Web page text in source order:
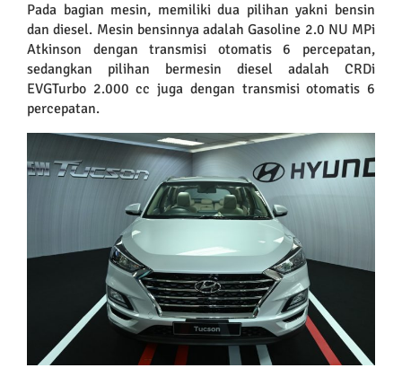
Pada bagian mesin, memiliki dua pilihan yakni bensin
dan diesel. Mesin bensinnya adalah Gasoline 2.0 NU MPi
Atkinson dengan transmisi otomatis 6 percepatan,
sedangkan pilihan bermesin diesel adalah CRDi
EVGTurbo 2.000 cc juga dengan transmisi otomatis 6
percepatan.